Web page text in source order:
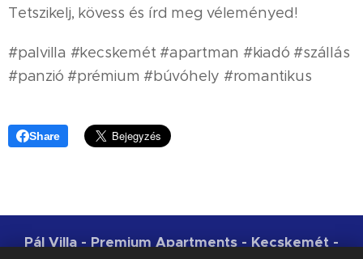
Tetszikelj, kövess és írd meg véleményed!
#palvilla #kecskemét #apartman #kiadó #szállás
#panzió #prémium #búvóhely #romantikus
Share
Pál Villa - Premium Apartments - Kecskemét -